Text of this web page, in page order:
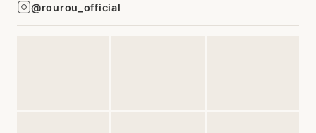
@rourou_official